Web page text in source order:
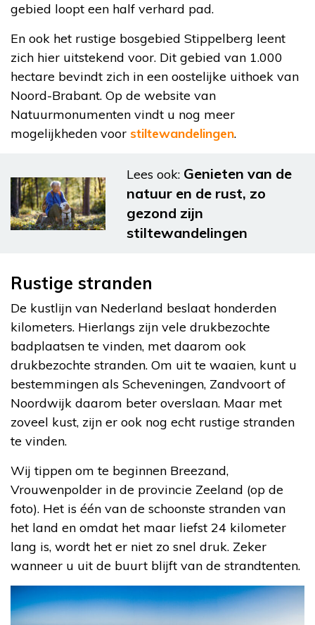
gebied loopt een half verhard pad.
En ook het rustige bosgebied Stippelberg leent
zich hier uitstekend voor. Dit gebied van 1.000
hectare bevindt zich in een oostelijke uithoek van
Noord-Brabant. Op de website van
Natuurmonumenten vindt u nog meer
mogelijkheden voor stiltewandelingen.
Lees ook: Genieten van de
natuur en de rust, zo
gezond zijn
stiltewandelingen
Rustige stranden
De kustlijn van Nederland beslaat honderden
kilometers. Hierlangs zijn vele drukbezochte
badplaatsen te vinden, met daarom ook
drukbezochte stranden. Om uit te waaien, kunt u
bestemmingen als Scheveningen, Zandvoort of
Noordwijk daarom beter overslaan. Maar met
zoveel kust, zijn er ook nog echt rustige stranden
te vinden.
Wij tippen om te beginnen Breezand,
Vrouwenpolder in de provincie Zeeland (op de
foto). Het is één van de schoonste stranden van
het land en omdat het maar liefst 24 kilometer
lang is, wordt het er niet zo snel druk. Zeker
wanneer u uit de buurt blijft van de strandtenten.